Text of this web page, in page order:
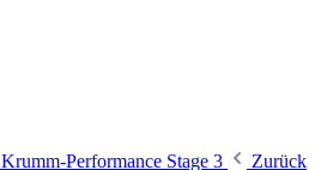
Krumm-Performance Stage 3
Zurück